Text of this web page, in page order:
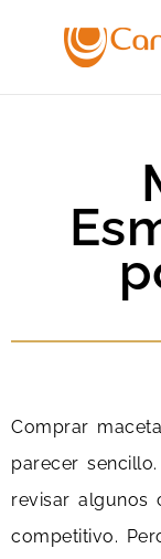
Comprar
parecer
revisar algunos
competitivo.